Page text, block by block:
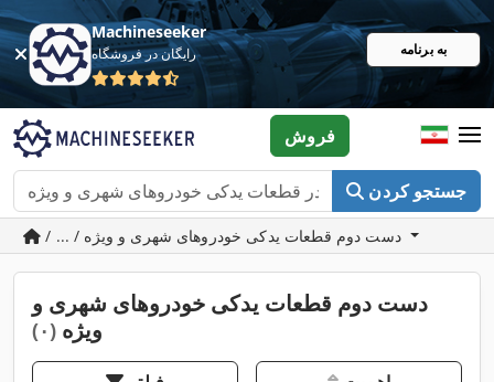
Machineseeker
رایگان در فروشگاه به برنامه
جستجو کردن
فروش
/ ... / دست دوم قطعات یدکی خودروهای شهری و ویژه
دست دوم قطعات یدکی خودروهای شهری و
ویژه (۰)